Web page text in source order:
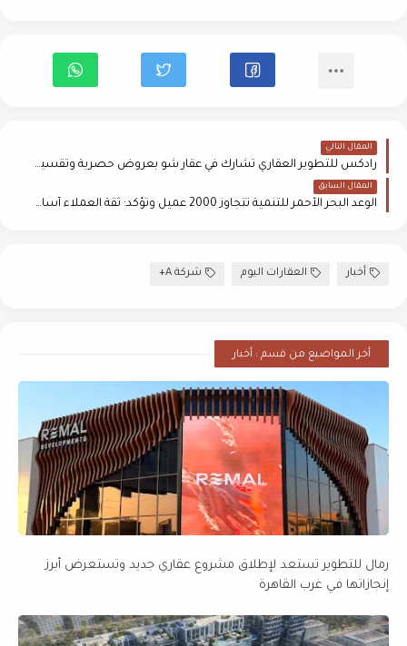
المقال التالي
رادكس للتطوير العقاري تشارك في عقار شو بعروض حصرية وتقسيط حتى 100 شهر وخصومات تصل إلى 20%
المقال السابق
الوعد البحر الأحمر للتنمية تتجاوز 2000 عميل وتؤكد: ثقة العملاء أساس النمو المستدام
أخبار العقارات اليوم شركة A+
أخر المواضيع من قسم : أخبار
رمال للتطوير تستعد لإطلاق مشروع عقاري جديد وتستعرض أبرز
إنجازاتها في غرب القاهرة